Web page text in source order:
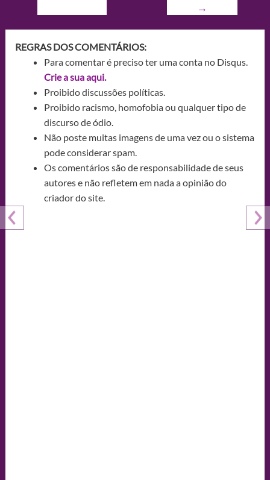
→
REGRAS DOS COMENTÁRIOS:
Para comentar é preciso ter uma conta no Disqus.
Crie a sua aqui.
Proibido discussões políticas.
Proibido racismo, homofobia ou qualquer tipo de
discurso de ódio.
Não poste muitas imagens de uma vez ou o sistema
pode considerar spam.
Os comentários são de responsabilidade de seus
autores e não refletem em nada a opinião do
criador do site.